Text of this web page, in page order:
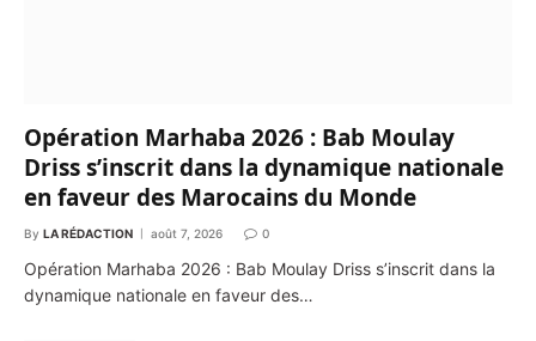
Opération Marhaba 2026 : Bab Moulay
Driss s’inscrit dans la dynamique nationale
en faveur des Marocains du Monde
By LA RÉDACTION août 7, 2026 0
Opération Marhaba 2026 : Bab Moulay Driss s’inscrit dans la
dynamique nationale en faveur des…